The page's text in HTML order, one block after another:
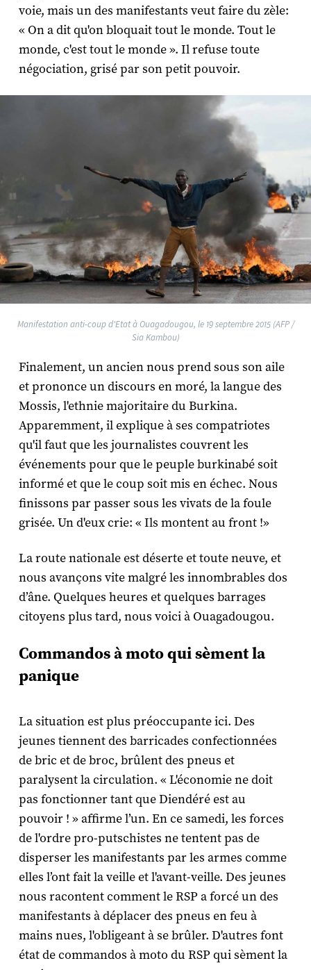
voie, mais un des manifestants veut faire du zèle:
« On a dit qu'on bloquait tout le monde. Tout le
monde, c'est tout le monde ». Il refuse toute
négociation, grisé par son petit pouvoir.
Manifestation anti-coup d'Etat à Ouagadougou, le 19 septembre 2015 (AFP /
Sia Kambou)
Finalement, un ancien nous prend sous son aile
et prononce un discours en moré, la langue des
Mossis, l'ethnie majoritaire du Burkina.
Apparemment, il explique à ses compatriotes
qu'il faut que les journalistes couvrent les
événements pour que le peuple burkinabé soit
informé et que le coup soit mis en échec. Nous
finissons par passer sous les vivats de la foule
grisée. Un d'eux crie: « Ils montent au front !»
La route nationale est déserte et toute neuve, et
nous avançons vite malgré les innombrables dos
d’âne. Quelques heures et quelques barrages
citoyens plus tard, nous voici à Ouagadougou.
Commandos à moto qui sèment la
panique
La situation est plus préoccupante ici. Des
jeunes tiennent des barricades confectionnées
de bric et de broc, brûlent des pneus et
paralysent la circulation. « L'économie ne doit
pas fonctionner tant que Diendéré est au
pouvoir ! » affirme l’un. En ce samedi, les forces
de l'ordre pro-putschistes ne tentent pas de
disperser les manifestants par les armes comme
elles l’ont fait la veille et l'avant-veille. Des jeunes
nous racontent comment le RSP a forcé un des
manifestants à déplacer des pneus en feu à
mains nues, l'obligeant à se brûler. D'autres font
état de commandos à moto du RSP qui sèment la